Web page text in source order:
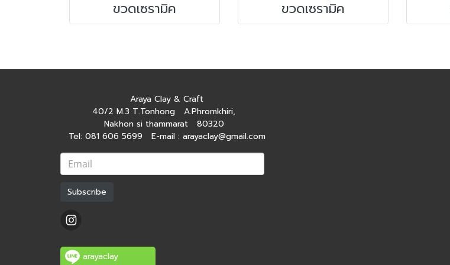
ขวดเซรามิค ขวดเซรามิค
Araya Clay & Craft
40/2 M.3 T.Tonhong A.Phromkhiri,
Nakhon si thammarat 80320
Tel: 081 606 5699 E-mail : arayaclay@gmail.com
Subscribe
arayaclay